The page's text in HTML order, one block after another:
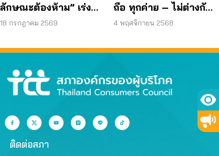
ลักษณะต้องห้าม” เร่ง
หน่วยงานดำเนินการตาม
18 กรกฎาคม 2569
ถือ ทุกค่าย – ไม่ต่างกัน
แนะทำแพลตฟอร์ม
เปิด
4 พฤศจิกายน 2568
ติดต่อสภา